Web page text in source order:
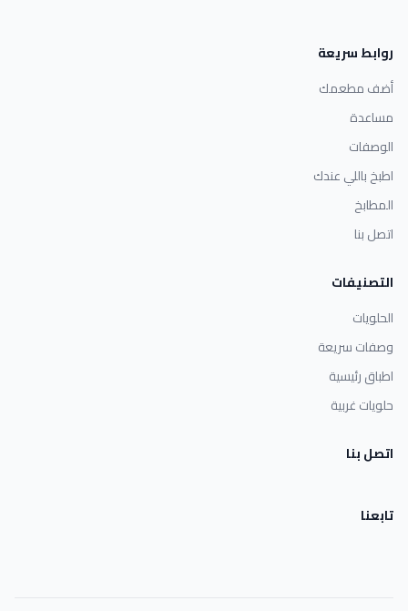
روابط سريعة
أضف مطعمك
مساعدة
الوصفات
اطبخ باللي عندك
المطابخ
اتصل بنا
التصنيفات
الحلويات
وصفات سريعة
اطباق رئيسية
حلويات غربية
اتصل بنا
تابعنا